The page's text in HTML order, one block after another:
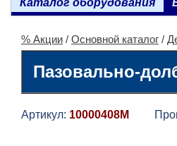
Каталог оборудования
% Акции / Основной каталог /
Пазовально-
Артикул: 10000408M